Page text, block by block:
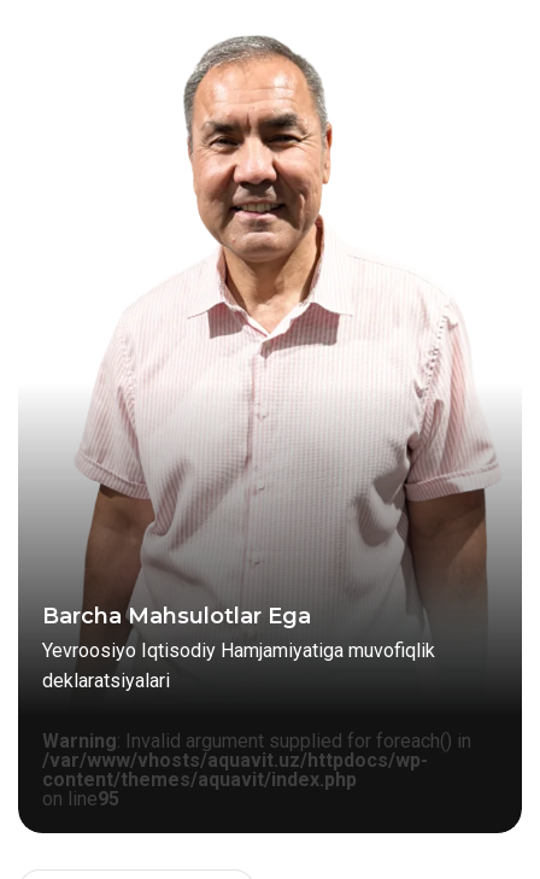
Barcha Mahsulotlar Ega
Yevroosiyo Iqtisodiy Hamjamiyatiga muvofiqlik
deklaratsiyalari
Warning: Invalid argument supplied for foreach() in
/var/www/vhosts/aquavit.uz/httpdocs/wp-
content/themes/aquavit/index.php
on line95